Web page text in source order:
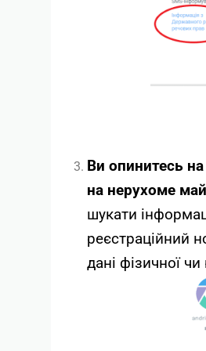
Ви опинитесь
на нерухоме
шукати
реєстраційний
дані фізичної